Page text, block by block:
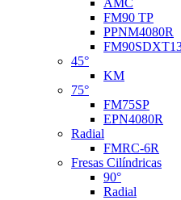
FM90 TP
PPNM4080R
45°
KM
75°
FM75SP
EPN4080R
Radial
FMRC-6R
Fresas Cilíndricas
90°
Radial